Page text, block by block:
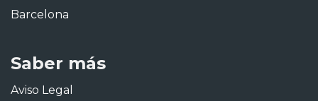
Barcelona
Saber más
Aviso Legal